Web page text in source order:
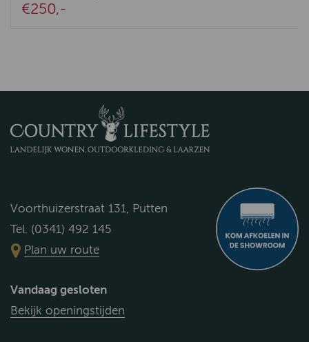
€250,-
Voorthuizerstraat 131, Putten
Tel. (0341) 492 145
Plan uw route
Vandaag gesloten
Bekijk openingstijden